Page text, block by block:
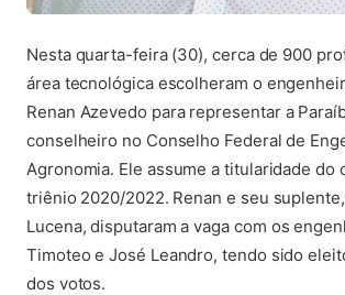
Nesta quarta-feira (30), cerca de 900
área tecnológica escolheram o
Renan Azevedo para representar a
conselheiro no Conselho Federal de
Agronomia. Ele assume a titularidade do
triênio 2020/2022. Renan e seu
Lucena, disputaram a vaga com os
Timoteo e José Leandro, tendo sido
dos votos.